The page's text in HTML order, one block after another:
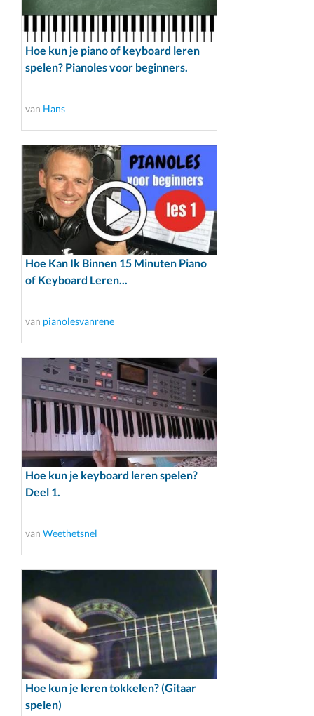
Hoe kun je piano of keyboard leren
spelen? Pianoles voor beginners.
van Hans
Hoe Kan Ik Binnen 15 Minuten Piano
of Keyboard Leren...
van pianolesvanrene
Hoe kun je keyboard leren spelen?
Deel 1.
van Weethetsnel
Hoe kun je leren tokkelen? (Gitaar
spelen)